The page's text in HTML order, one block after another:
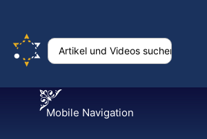
Mobile Navigation